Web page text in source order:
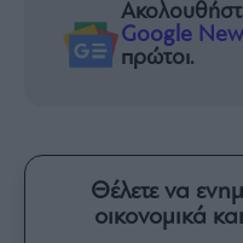
Google
πρώτοι.
Θέλετε να
οικονομικά